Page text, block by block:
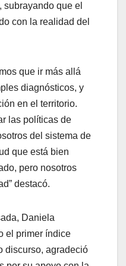
que el
con la realidad del
que ir más allá
diagnósticos, y
en el territorio.
las políticas de
del sistema de
que está bien
pero nosotros
destacó.
Daniela
el primer índice
discurso, agradeció